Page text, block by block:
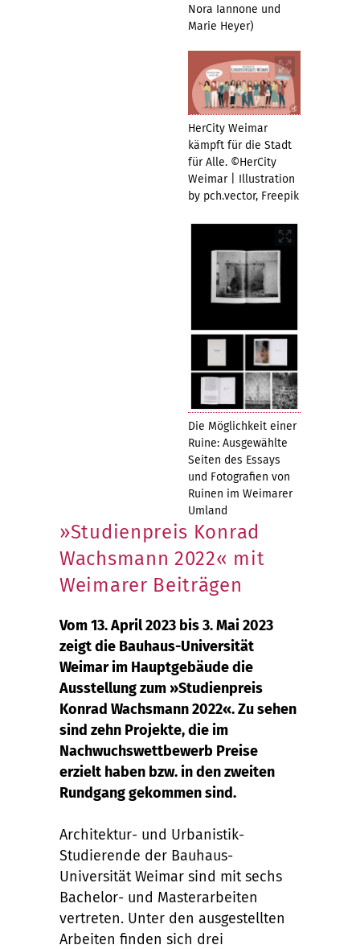
Nora Iannone und
Marie Heyer)
HerCity Weimar
kämpft für die Stadt
für Alle. ©HerCity
Weimar | Illustration
by pch.vector, Freepik
Die Möglichkeit einer
Ruine: Ausgewählte
Seiten des Essays
und Fotografien von
Ruinen im Weimarer
Umland
»Studienpreis Konrad
Wachsmann 2022« mit
Weimarer Beiträgen
Vom 13. April 2023 bis 3. Mai 2023
zeigt die Bauhaus-Universität
Weimar im Hauptgebäude die
Ausstellung zum »Studienpreis
Konrad Wachsmann 2022«. Zu sehen
sind zehn Projekte, die im
Nachwuchswettbewerb Preise
erzielt haben bzw. in den zweiten
Rundgang gekommen sind.
Architektur- und Urbanistik-
Studierende der Bauhaus-
Universität Weimar sind mit sechs
Bachelor- und Masterarbeiten
vertreten. Unter den ausgestellten
Arbeiten finden sich drei